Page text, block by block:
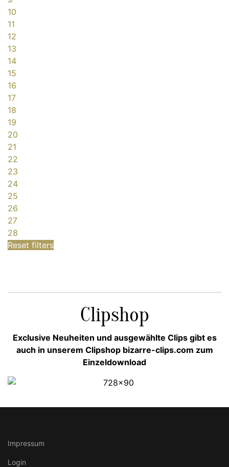
10
11
12
13
14
15
16
17
18
19
20
21
22
23
24
25
26
27
28
Reset filters
Clipshop
Exclusive Neuheiten und ausgewählte Clips gibt es
auch in unserem Clipshop bizarre-clips.com zum
Einzeldownload
Impressum
Login